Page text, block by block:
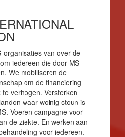
organisaties van over de
iedereen die door MS
We mobiliseren de
om de financiering
verhogen. Versterken
waar weinig steun is
Voeren campagne voor
de ziekte. En werken aan
voor iedereen.